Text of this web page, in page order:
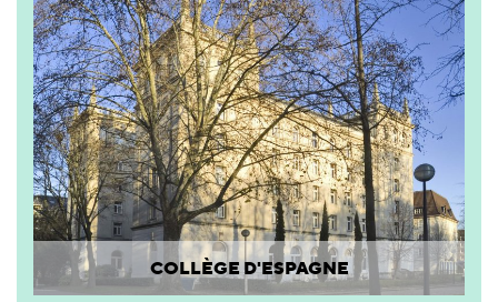
COLLÈGE D'ESPAGNE